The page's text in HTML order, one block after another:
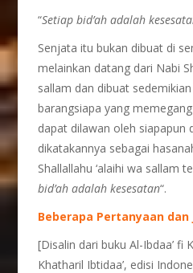
“Setiap bid’ah adalah
Senjata itu bukan dibuat di
melainkan datang dari Nabi
sallam dan dibuat
barangsiapa yang
dapat dilawan oleh siapapun
dikatakannya sebagai
Shallallahu ‘alaihi wa sallam
bid’ah adalah kesesatan“.
Beberapa Pertanyaan dan
[Disalin dari buku Al-Ibdaa’ fi
Khatharil Ibtidaa’, edisi